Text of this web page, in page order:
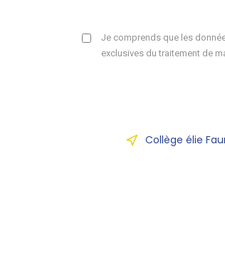
Je comprends que les
exclusives du traitement de
Collège élie